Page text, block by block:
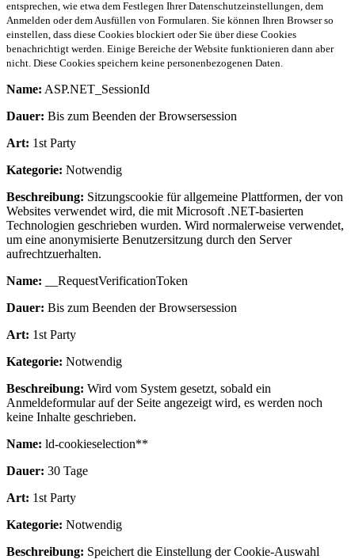
entsprechen, wie etwa dem Festlegen Ihrer Datenschutzeinstellungen, dem
Anmelden oder dem Ausfüllen von Formularen. Sie können Ihren Browser so
einstellen, dass diese Cookies blockiert oder Sie über diese Cookies
benachrichtigt werden. Einige Bereiche der Website funktionieren dann aber
nicht. Diese Cookies speichern keine personenbezogenen Daten.
Name: ASP.NET_SessionId
Dauer: Bis zum Beenden der Browsersession
Art: 1st Party
Kategorie: Notwendig
Beschreibung: Sitzungscookie für allgemeine Plattformen, der von
Websites verwendet wird, die mit Microsoft .NET-basierten
Technologien geschrieben wurden. Wird normalerweise verwendet,
um eine anonymisierte Benutzersitzung durch den Server
aufrechtzuerhalten.
Name: __RequestVerificationToken
Dauer: Bis zum Beenden der Browsersession
Art: 1st Party
Kategorie: Notwendig
Beschreibung: Wird vom System gesetzt, sobald ein
Anmeldeformular auf der Seite angezeigt wird, es werden noch
keine Inhalte geschrieben.
Name: ld-cookieselection**
Dauer: 30 Tage
Art: 1st Party
Kategorie: Notwendig
Beschreibung: Speichert die Einstellung der Cookie-Auswahl